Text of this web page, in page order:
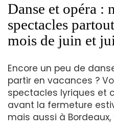
Danse et opéra :
spectacles
mois de juin et
Encore un peu de
partir en vacances ?
spectacles lyriques et
avant la fermeture
mais aussi à